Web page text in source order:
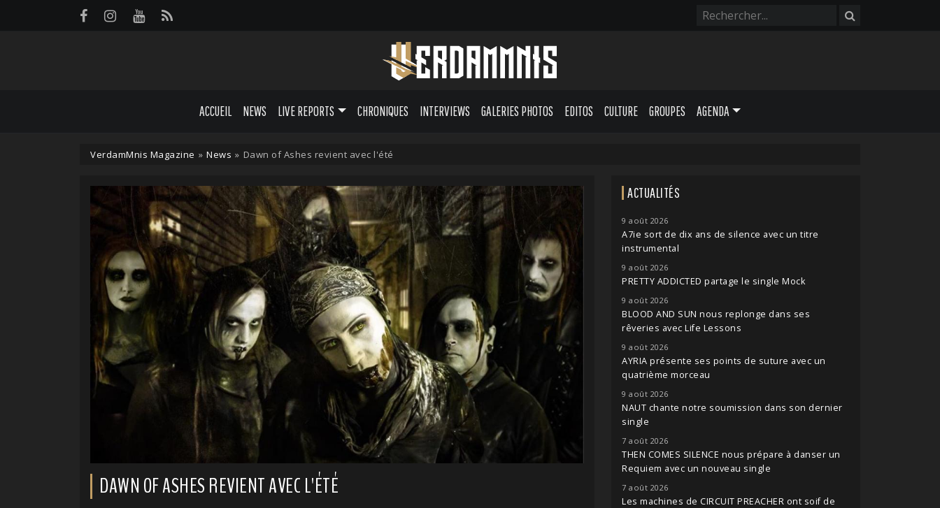
ACCUEIL NEWS LIVE REPORTS CHRONIQUES INTERVIEWS GALERIES PHOTOS EDITOS CULTURE GROUPES AGENDA
VerdamMnis Magazine » News » Dawn of Ashes revient avec l'été
DAWN OF ASHES REVIENT AVEC L'ÉTÉ
ACTUALITÉS
9 août 2026
A7ie sort de dix ans de silence avec un titre
instrumental
9 août 2026
PRETTY ADDICTED partage le single Mock
9 août 2026
BLOOD AND SUN nous replonge dans ses
rêveries avec Life Lessons
9 août 2026
AYRIA présente ses points de suture avec un
quatrième morceau
9 août 2026
NAUT chante notre soumission dans son dernier
single
7 août 2026
THEN COMES SILENCE nous prépare à danser un
Requiem avec un nouveau single
7 août 2026
Les machines de CIRCUIT PREACHER ont soif de
Panneau de gestion des cookies